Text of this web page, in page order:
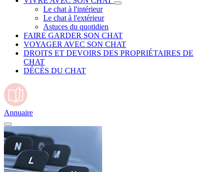
Le chat à l'intérieur
Le chat à l'extérieur
Astuces du quotidien
FAIRE GARDER SON CHAT
VOYAGER AVEC SON CHAT
DROITS ET DEVOIRS DES PROPRIÉTAIRES DE
CHAT
DÉCÈS DU CHAT
Annuaire